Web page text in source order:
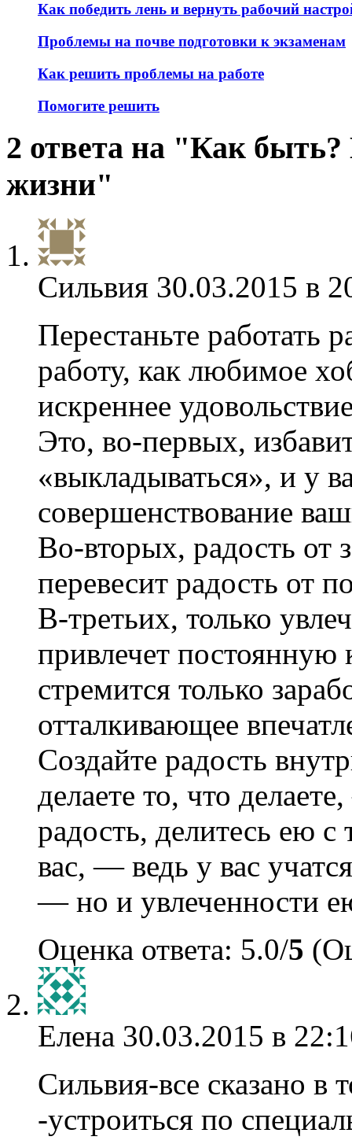
Как победить лень и вернуть рабочий
Проблемы на почве подготовки к экзаменам
Как решить проблемы на работе
Помогите решить
2 ответа на "Как быть?
жизни"
Сильвия 30.03.2015 в
Перестаньте работать
работу, как любимое
искреннее
Это, во-первых,
«выкладываться», и у
совершенствование
Во-вторых, радость
перевесит радость от
В-третьих, только
привлечет постоянную
стремится только
отталкивающее
Создайте радость
делаете то, что
радость, делитесь ею
вас, — ведь у вас
— но и увлеченности
Оценка ответа: 5.0/5
Елена 30.03.2015 в
Сильвия-все сказано в
-устроиться по